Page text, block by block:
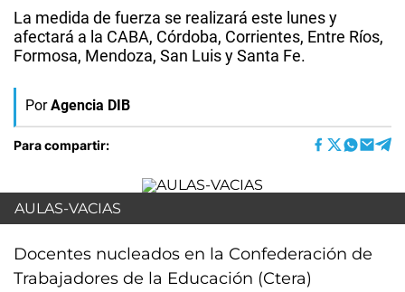
La medida de fuerza se realizará este lunes y
afectará a la CABA, Córdoba, Corrientes, Entre Ríos,
Formosa, Mendoza, San Luis y Santa Fe.
Por Agencia DIB
Para compartir:
AULAS-VACIAS
Docentes nucleados en la Confederación de
Trabajadores de la Educación (Ctera)